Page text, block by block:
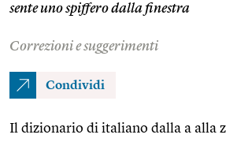
sente uno spiffero dalla finestra
Correzioni e suggerimenti
Condividi
Il dizionario di italiano dalla a alla z